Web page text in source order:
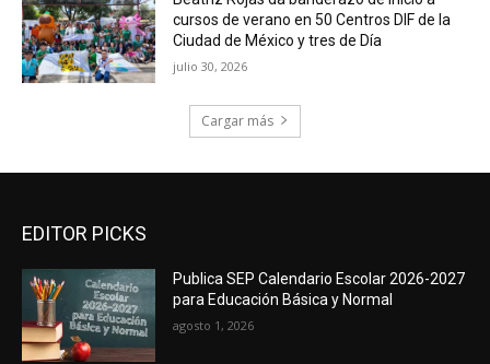
cursos de verano en 50 Centros DIF de la
Ciudad de México y tres de Día
julio 30, 2026
Cargar más
EDITOR PICKS
Publica SEP Calendario Escolar 2026-2027
para Educación Básica y Normal
agosto 1, 2026